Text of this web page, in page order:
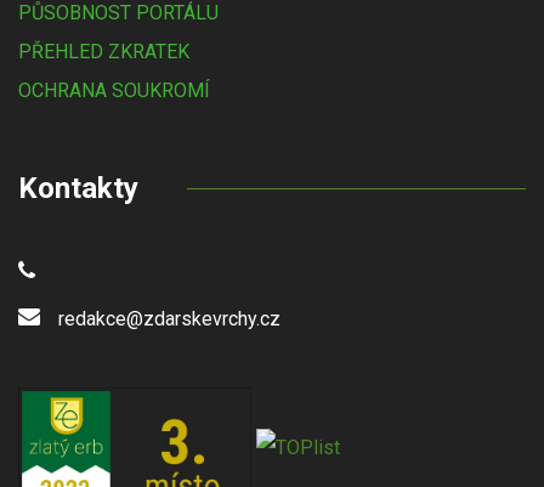
PŮSOBNOST PORTÁLU
PŘEHLED ZKRATEK
OCHRANA SOUKROMÍ
Kontakty
redakce@zdarskevrchy.cz